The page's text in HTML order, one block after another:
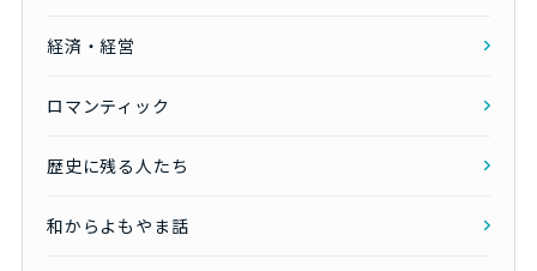
経済・経営
ロマンティック
歴史に残る人たち
和からよもやま話